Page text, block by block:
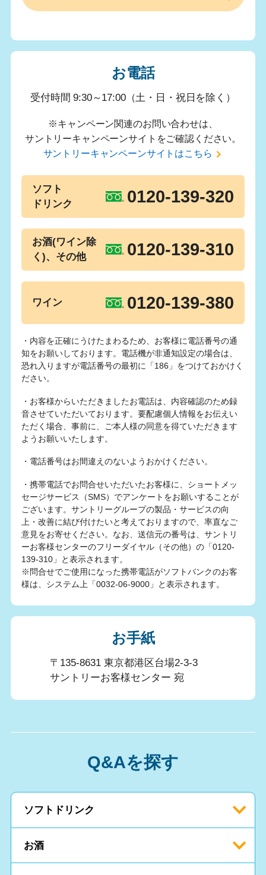
お電話
受付時間 9:30～17:00（土・日・祝日を除く）
※キャンペーン関連のお問い合わせは、
サントリーキャンペーンサイトをご確認ください。
サントリーキャンペーンサイトはこちら
ソフト
ドリンク
0120-139-320
お酒(ワイン除
く)、その他
0120-139-310
ワイン 0120-139-380
・内容を正確にうけたまわるため、お客様に電話番号の通
知をお願いしております。電話機が非通知設定の場合は、
恐れ入りますが電話番号の最初に「186」をつけておかけく
ださい。
・お客様からいただきましたお電話は、内容確認のため録
音させていただいております。要配慮個人情報をお伝えい
ただく場合、事前に、ご本人様の同意を得ていただきます
ようお願いいたします。
・電話番号はお間違えのないようおかけください。
・携帯電話でお問合せいただいたお客様に、ショートメッ
セージサービス（SMS）でアンケートをお願いすることが
ございます。サントリーグループの製品・サービスの向
上・改善に結び付けたいと考えておりますので、率直なご
意見をお寄せください。なお、送信元の番号は、サントリ
ーお客様センターのフリーダイヤル（その他）の「0120-
139-310」と表示されます。
※問合せでご使用になった携帯電話がソフトバンクのお客
様は、システム上「0032-06-9000」と表示されます。
お手紙
〒135-8631 東京都港区台場2-3-3
サントリーお客様センター 宛
Q&Aを探す
ソフトドリンク
お酒